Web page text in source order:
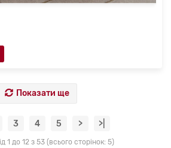
Показати ще
3 4 5 > >|
1 до 12 з 53 (всього сторінок: 5)